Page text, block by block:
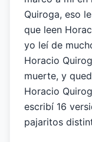
Quiroga, eso
que leen
yo leí de
Horacio
muerte, y
Horacio
escribí 16
pajaritos